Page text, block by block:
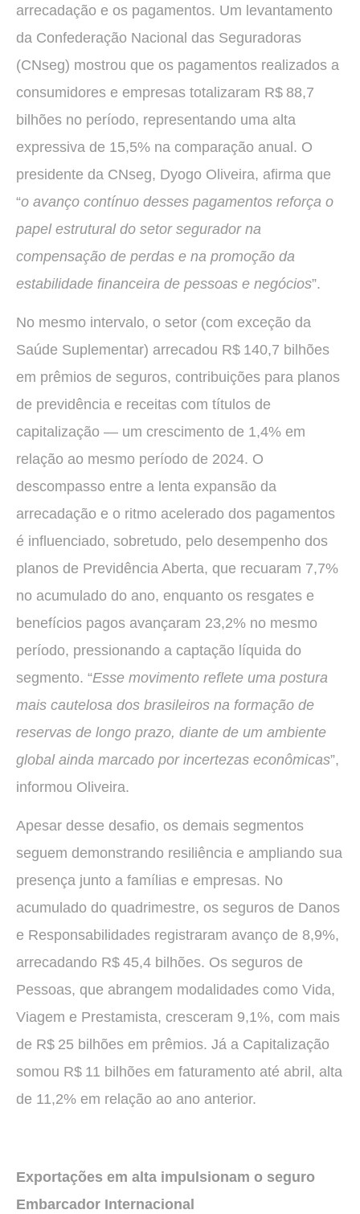
arrecadação e os pagamentos. Um levantamento
da Confederação Nacional das Seguradoras
(CNseg) mostrou que os pagamentos realizados a
consumidores e empresas totalizaram R$ 88,7
bilhões no período, representando uma alta
expressiva de 15,5% na comparação anual. O
presidente da CNseg, Dyogo Oliveira, afirma que
“o avanço contínuo desses pagamentos reforça o
papel estrutural do setor segurador na
compensação de perdas e na promoção da
estabilidade financeira de pessoas e negócios”.
No mesmo intervalo, o setor (com exceção da
Saúde Suplementar) arrecadou R$ 140,7 bilhões
em prêmios de seguros, contribuições para planos
de previdência e receitas com títulos de
capitalização — um crescimento de 1,4% em
relação ao mesmo período de 2024. O
descompasso entre a lenta expansão da
arrecadação e o ritmo acelerado dos pagamentos
é influenciado, sobretudo, pelo desempenho dos
planos de Previdência Aberta, que recuaram 7,7%
no acumulado do ano, enquanto os resgates e
benefícios pagos avançaram 23,2% no mesmo
período, pressionando a captação líquida do
segmento. “Esse movimento reflete uma postura
mais cautelosa dos brasileiros na formação de
reservas de longo prazo, diante de um ambiente
global ainda marcado por incertezas econômicas”,
informou Oliveira.
Apesar desse desafio, os demais segmentos
seguem demonstrando resiliência e ampliando sua
presença junto a famílias e empresas. No
acumulado do quadrimestre, os seguros de Danos
e Responsabilidades registraram avanço de 8,9%,
arrecadando R$ 45,4 bilhões. Os seguros de
Pessoas, que abrangem modalidades como Vida,
Viagem e Prestamista, cresceram 9,1%, com mais
de R$ 25 bilhões em prêmios. Já a Capitalização
somou R$ 11 bilhões em faturamento até abril, alta
de 11,2% em relação ao ano anterior.
Exportações em alta impulsionam o seguro
Embarcador Internacional